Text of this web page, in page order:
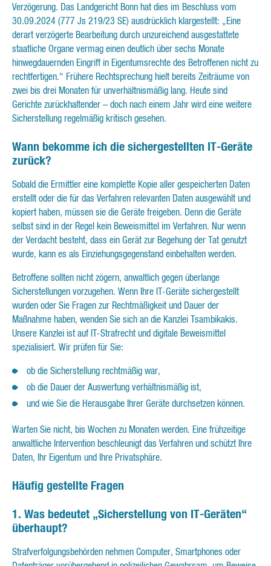
Verzögerung. Das Landgericht Bonn hat dies im Beschluss vom
30.09.2024 (777 Js 219/23 SE) ausdrücklich klargestellt: „Eine
derart verzögerte Bearbeitung durch unzureichend ausgestattete
staatliche Organe vermag einen deutlich über sechs Monate
hinwegdauernden Eingriff in Eigentumsrechte des Betroffenen nicht zu
rechtfertigen.“ Frühere Rechtsprechung hielt bereits Zeiträume von
zwei bis drei Monaten für unverhältnismäßig lang. Heute sind
Gerichte zurückhaltender – doch nach einem Jahr wird eine weitere
Sicherstellung regelmäßig kritisch gesehen.
Wann bekomme ich die sichergestellten IT-Geräte
zurück?
Sobald die Ermittler eine komplette Kopie aller gespeicherten Daten
erstellt oder die für das Verfahren relevanten Daten ausgewählt und
kopiert haben, müssen sie die Geräte freigeben. Denn die Geräte
selbst sind in der Regel kein Beweismittel im Verfahren. Nur wenn
der Verdacht besteht, dass ein Gerät zur Begehung der Tat genutzt
wurde, kann es als Einziehungsgegenstand einbehalten werden.
Betroffene sollten nicht zögern, anwaltlich gegen überlange
Sicherstellungen vorzugehen. Wenn Ihre IT-Geräte sichergestellt
wurden oder Sie Fragen zur Rechtmäßigkeit und Dauer der
Maßnahme haben, wenden Sie sich an die Kanzlei Tsambikakis.
Unsere Kanzlei ist auf IT-Strafrecht und digitale Beweismittel
spezialisiert. Wir prüfen für Sie:
ob die Sicherstellung rechtmäßig war,
ob die Dauer der Auswertung verhältnismäßig ist,
und wie Sie die Herausgabe Ihrer Geräte durchsetzen können.
Warten Sie nicht, bis Wochen zu Monaten werden. Eine frühzeitige
anwaltliche Intervention beschleunigt das Verfahren und schützt Ihre
Daten, Ihr Eigentum und Ihre Privatsphäre.
Häufig gestellte Fragen
1. Was bedeutet „Sicherstellung von IT-Geräten“
überhaupt?
Strafverfolgungsbehörden nehmen Computer, Smartphones oder